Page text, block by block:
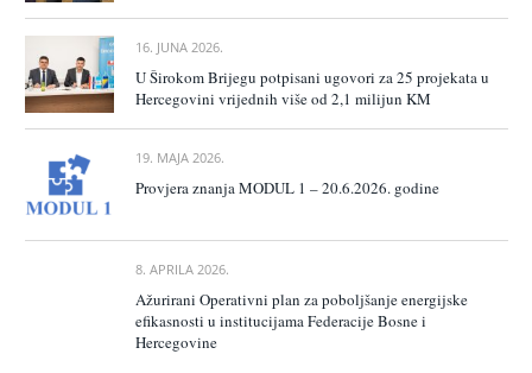
16. JUNA 2026.
U Širokom Brijegu potpisani ugovori za 25 projekata u
Hercegovini vrijednih više od 2,1 milijun KM
19. MAJA 2026.
Provjera znanja MODUL 1 – 20.6.2026. godine
8. APRILA 2026.
Ažurirani Operativni plan za poboljšanje energijske
efikasnosti u institucijama Federacije Bosne i
Hercegovine